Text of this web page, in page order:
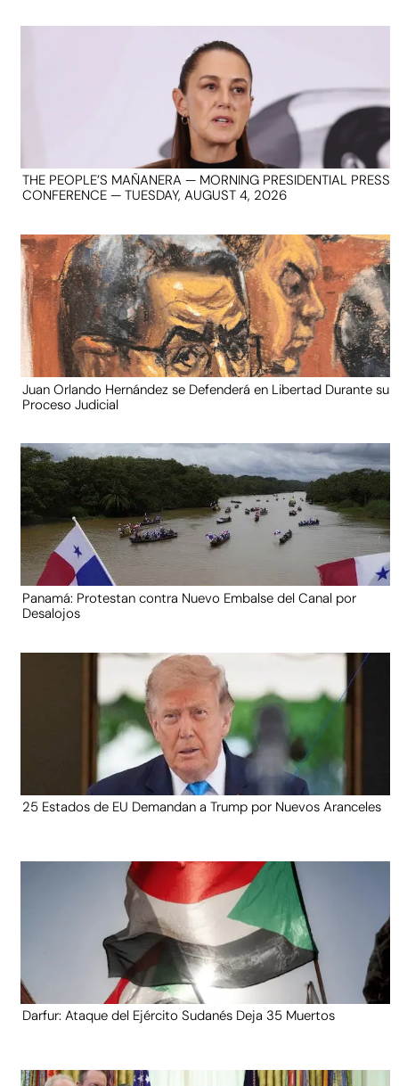
THE PEOPLE’S MAÑANERA — MORNING PRESIDENTIAL PRESS
CONFERENCE — TUESDAY, AUGUST 4, 2026
Juan Orlando Hernández se Defenderá en Libertad Durante su
Proceso Judicial
Panamá: Protestan contra Nuevo Embalse del Canal por
Desalojos
25 Estados de EU Demandan a Trump por Nuevos Aranceles
Darfur: Ataque del Ejército Sudanés Deja 35 Muertos